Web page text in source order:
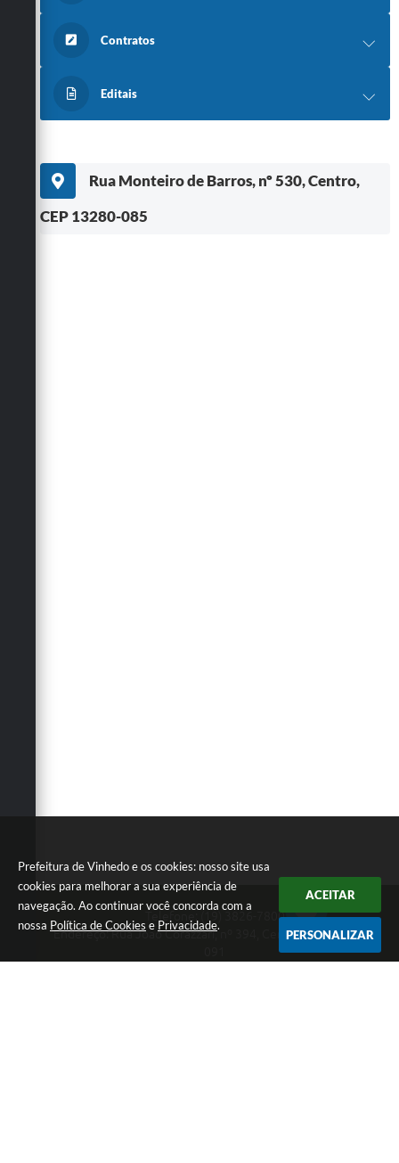
Prefeitura de Vinhedo e os cookies: nosso site usa
cookies para melhorar a sua experiência de
navegação. Ao continuar você concorda com a
nossa Política de Cookies e Privacidade.
ACEITAR
PERSONALIZAR
Contratos
Editais
Rua Monteiro de Barros, nº 530, Centro,
CEP 13280-085
Telefone: (19) 3826-7800
Endereço: Rua João Corazzari, nº 394, Centro | CEP: 13280-